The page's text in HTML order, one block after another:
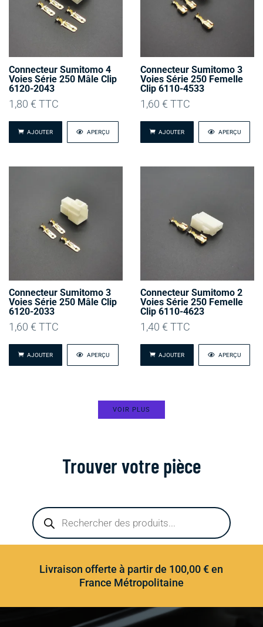
Connecteur Sumitomo 4
Voies Série 250 Mâle Clip
6120-2043
1,80 € TTC
AJOUTER APERÇU
Connecteur Sumitomo 3
Voies Série 250 Femelle
Clip 6110-4533
1,60 € TTC
AJOUTER APERÇU
Connecteur Sumitomo 3
Voies Série 250 Mâle Clip
6120-2033
1,60 € TTC
AJOUTER APERÇU
Connecteur Sumitomo 2
Voies Série 250 Femelle
Clip 6110-4623
1,40 € TTC
AJOUTER APERÇU
VOIR PLUS
Trouver votre pièce
Recherche
de
produits
Livraison offerte à partir de 100,00 € en
France Métropolitaine